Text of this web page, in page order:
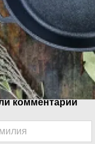
комментарий